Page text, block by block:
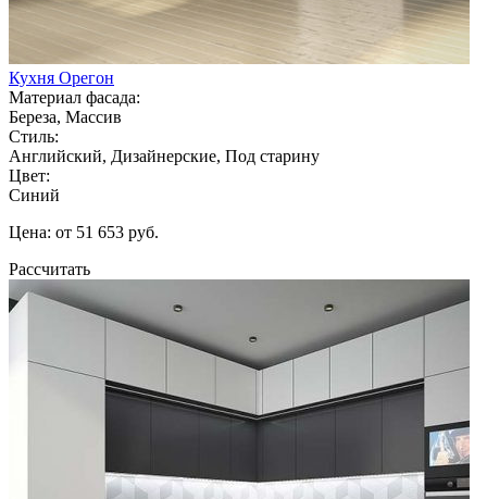
Кухня Орегон
Материал фасада:
Береза, Массив
Стиль:
Английский, Дизайнерские, Под старину
Цвет:
Синий
Цена: от 51 653 руб.
Рассчитать